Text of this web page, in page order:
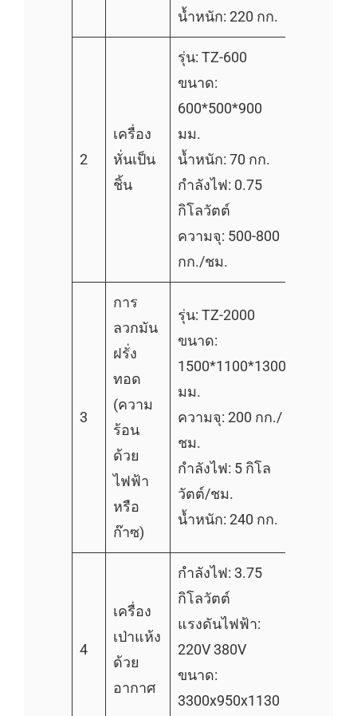
น้ำหนัก: 220 กก.
2
เครื่อง
หั่นเป็น
ชิ้น
รุ่น: TZ-600
ขนาด:
600*500*900
มม.
น้ำหนัก: 70 กก.
กำลังไฟ: 0.75
กิโลวัตต์
ความจุ: 500-800
กก./ชม.
3
การ
ลวกมัน
ฝรั่ง
ทอด
(ความ
ร้อน
ด้วย
ไฟฟ้า
หรือ
ก๊าซ)
รุ่น: TZ-2000
ขนาด:
1500*1100*1300
มม.
ความจุ: 200 กก./
ชม.
กำลังไฟ: 5 กิโล
วัตต์/ชม.
น้ำหนัก: 240 กก.
4
เครื่อง
เป่าแห้ง
ด้วย
อากาศ
กำลังไฟ: 3.75
กิโลวัตต์
แรงดันไฟฟ้า:
220V 380V
ขนาด:
3300x950x1130